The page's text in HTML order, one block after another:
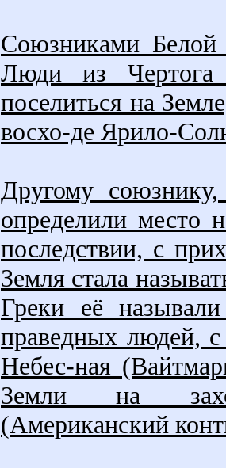
Союзниками
Люди из Чертога
поселиться на
восхо-де Ярило-
Другому
определили место
последствии, с
Земля стала
Греки её
праведных людей,
Небес-ная
Земли на
(Американский